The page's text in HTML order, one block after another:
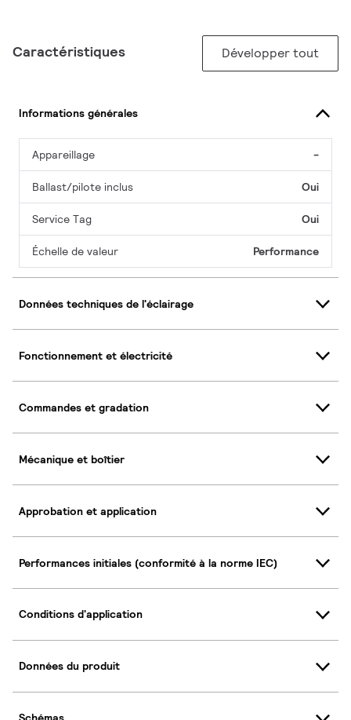
Caractéristiques Développer tout
Informations générales
Appareillage -
Ballast/pilote inclus Oui
Service Tag Oui
Échelle de valeur Performance
Données techniques de l'éclairage
Fonctionnement et électricité
Commandes et gradation
Mécanique et boîtier
Approbation et application
Performances initiales (conformité à la norme IEC)
Conditions d'application
Données du produit